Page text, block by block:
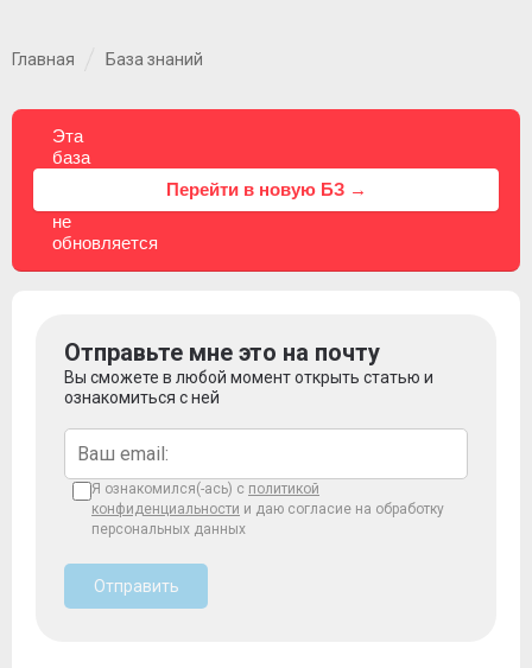
Главная База знаний
Эта
база
не
обновляется
Перейти в новую БЗ →
Отправьте мне это на почту
Вы сможете в любой момент открыть статью и
ознакомиться с ней
Я ознакомился(-ась) с политикой
конфиденциальности и даю согласие на обработку
персональных данных
Отправить